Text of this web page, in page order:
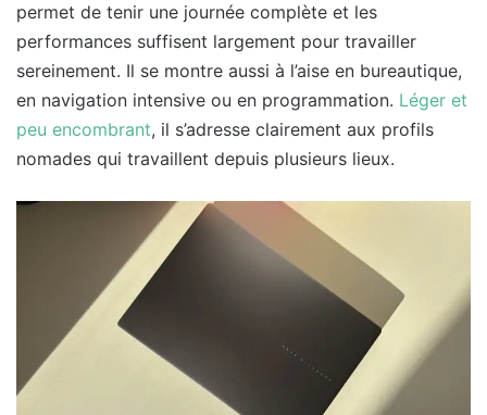
permet de tenir une journée complète et les
performances suffisent largement pour travailler
sereinement. Il se montre aussi à l’aise en bureautique,
en navigation intensive ou en programmation. Léger et
peu encombrant, il s’adresse clairement aux profils
nomades qui travaillent depuis plusieurs lieux.